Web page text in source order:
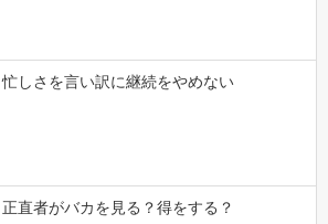
忙しさを言い訳に継続をやめない
正直者がバカを見る？得をする？